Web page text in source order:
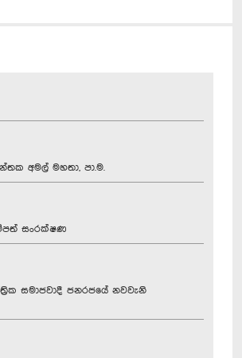
අමල් මහතා, පා.ම.
සංරක්ෂණ
සමාජවාදී ජනරජයේ නවවැනි